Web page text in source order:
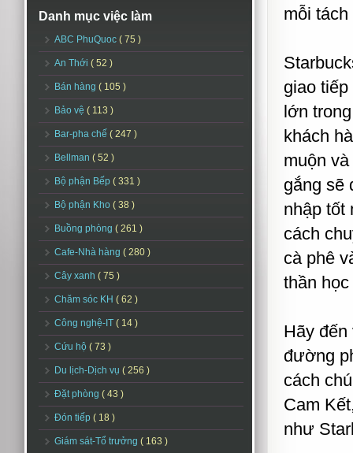
Danh mục việc làm
ABC PhuQuoc ( 75 )
An Thới ( 52 )
Bán hàng ( 105 )
Bảo vệ ( 113 )
Bar-pha chế ( 247 )
Bellman ( 52 )
Bộ phận Bếp ( 331 )
Bộ phận Kho ( 38 )
Buồng phòng ( 261 )
Cafe-Nhà hàng ( 280 )
Cây xanh ( 75 )
Chăm sóc KH ( 62 )
Công nghệ-IT ( 14 )
Cứu hộ ( 73 )
Du lịch-Dịch vụ ( 256 )
Đặt phòng ( 43 )
Đón tiếp ( 18 )
Giám sát-Tổ trưởng ( 163 )
mỗi
giao
lớn
khách
muộn
gắng sẽ
nhập tốt
cách
cà phê
thần
Hãy đến
đường
cách
Cam
như